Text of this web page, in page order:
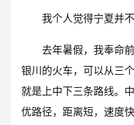
我个人觉得宁夏并不
去年暑假，我奉命
银川的火车，可以从三
就是上中下三条路线。
优路径，距离短，速度